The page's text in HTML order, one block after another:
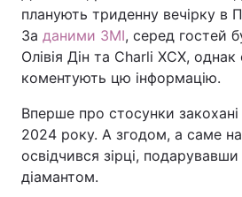
Тема оформлення
планують триденну вечірку в
За даними ЗМІ, серед гостей
Олівія Дін та Charli XCX,
коментують цю інформацію.
Вперше про стосунки
2024 року. А згодом, а саме
освідчився зірці,
діамантом.